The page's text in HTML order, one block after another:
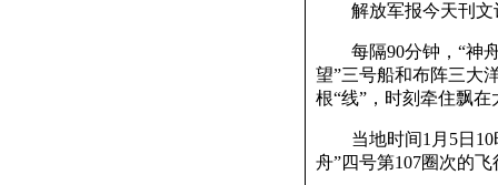
解放军报今天刊文
每隔90分钟，“神舟
望”三号船和布阵三大
根“线”，时刻牵住飘在
当地时间1月5日10
舟”四号第107圈次的